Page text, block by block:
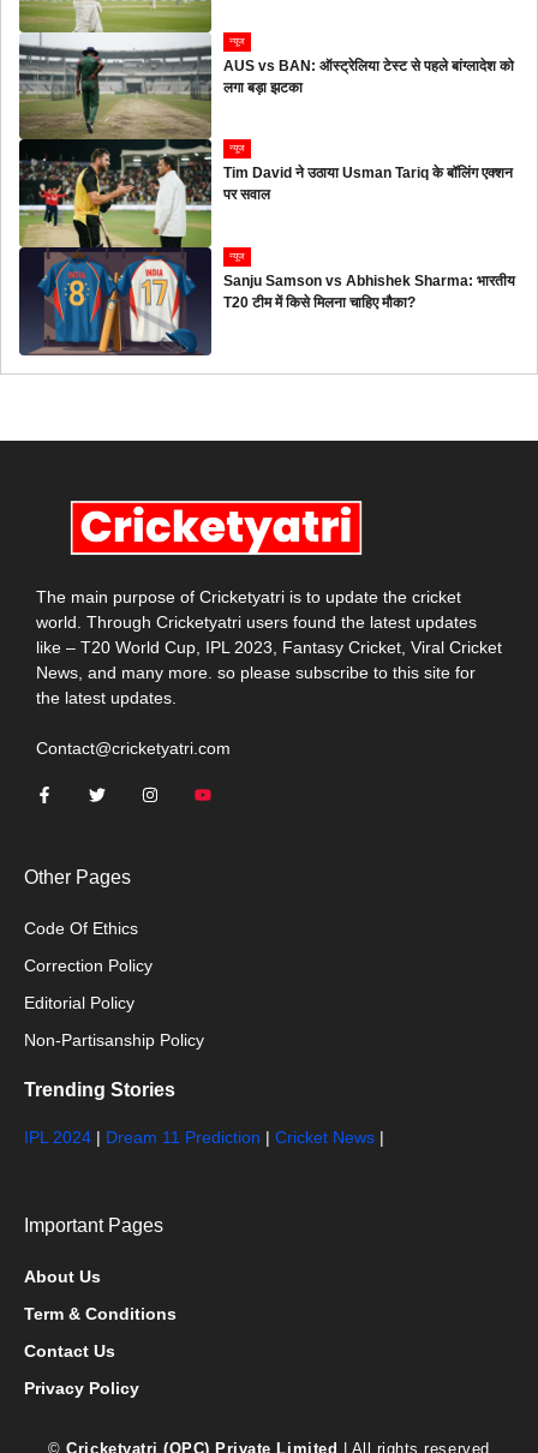
न्यूज
AUS vs BAN: ऑस्ट्रेलिया टेस्ट से पहले बांग्लादेश को
लगा बड़ा झटका
न्यूज
Tim David ने उठाया Usman Tariq के बॉलिंग एक्शन
पर सवाल
न्यूज
Sanju Samson vs Abhishek Sharma: भारतीय
T20 टीम में किसे मिलना चाहिए मौका?
The main purpose of Cricketyatri is to update the cricket
world. Through Cricketyatri users found the latest updates
like – T20 World Cup, IPL 2023, Fantasy Cricket, Viral Cricket
News, and many more. so please subscribe to this site for
the latest updates.
Contact@cricketyatri.com
Other Pages
Code Of Ethics
Correction Policy
Editorial Policy
Non-Partisanship Policy
Trending Stories
IPL 2024 | Dream 11 Prediction | Cricket News |
Important Pages
About Us
Term & Conditions
Contact Us
Privacy Policy
©Cricketyatri (OPC) Private Limited | All rights reserved